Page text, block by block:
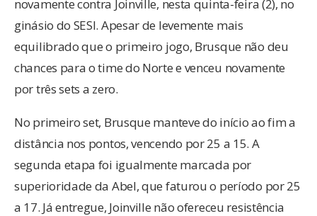
novamente contra Joinville, nesta quinta-feira (2), no
ginásio do SESI. Apesar de levemente mais
equilibrado que o primeiro jogo, Brusque não deu
chances para o time do Norte e venceu novamente
por três sets a zero.
No primeiro set, Brusque manteve do início ao fim a
distância nos pontos, vencendo por 25 a 15. A
segunda etapa foi igualmente marcada por
superioridade da Abel, que faturou o período por 25
a 17. Já entregue, Joinville não ofereceu resistência